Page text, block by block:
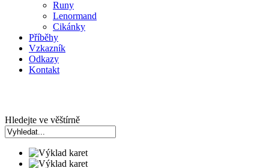
Runy
Lenormand
Cikánky
Příběhy
Vzkazník
Odkazy
Kontakt
Hledejte ve věštírně